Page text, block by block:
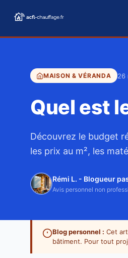
MAISON & VÉRANDA 26
Quel est
Découvrez le budget
les prix au m², les
Rémi L. - Blogueur
Avis personnel non
Blog personnel : Cet
bâtiment. Pour tout